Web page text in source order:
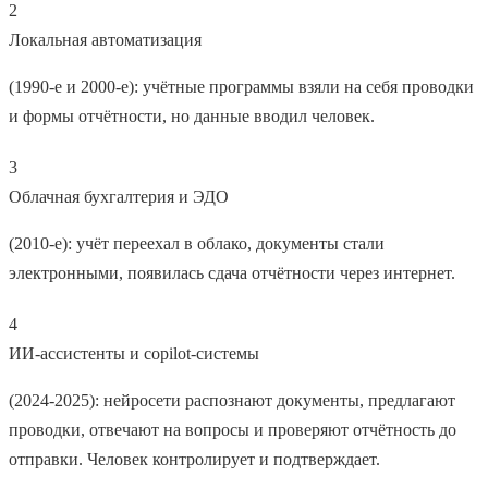
2
Локальная автоматизация
(1990-е и 2000-е): учётные программы взяли на себя проводки
и формы отчётности, но данные вводил человек.
3
Облачная бухгалтерия и ЭДО
(2010-е): учёт переехал в облако, документы стали
электронными, появилась сдача отчётности через интернет.
4
ИИ-ассистенты и copilot-системы
(2024-2025): нейросети распознают документы, предлагают
проводки, отвечают на вопросы и проверяют отчётность до
отправки. Человек контролирует и подтверждает.